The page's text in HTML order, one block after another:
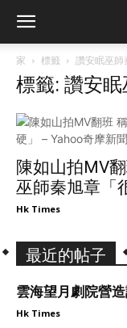
家 標籤 讚安眠巫師
標籤: 讚安
陳如山拍MV
巫師秦旭章「
Hk Times
最近的帖子
雲海望月劇院營
Hk Times